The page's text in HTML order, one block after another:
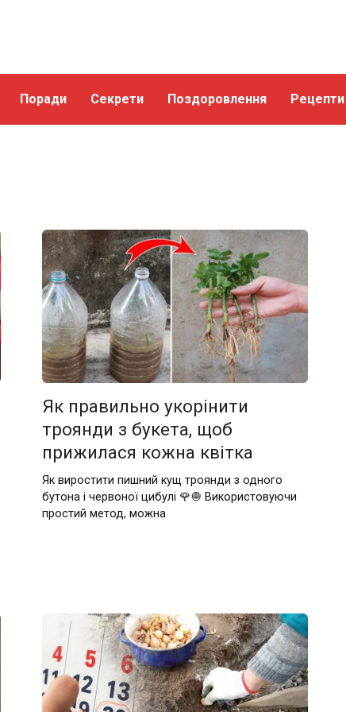
Поради Секрети Поздоровлення Рецепти
Як правильно укорінити
троянди з букета, щоб
прижилася кожна квітка
Як виростити пишний кущ троянди з одного
бутона і червоної цибулі 🌹🧅 Використовуючи
простий метод, можна